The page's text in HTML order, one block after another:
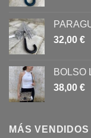
32,00 €
BOLSO
38,00 €
MÁS VENDIDOS